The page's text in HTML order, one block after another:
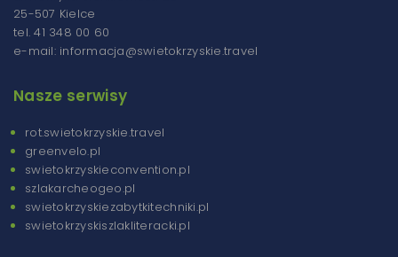
25-507 Kielce
tel. 41 348 00 60
e-mail: informacja@swietokrzyskie.travel
Nasze serwisy
rot.swietokrzyskie.travel
greenvelo.pl
swietokrzyskieconvention.pl
szlakarcheogeo.pl
swietokrzyskiezabytkitechniki.pl
swietokrzyskiszlakliteracki.pl